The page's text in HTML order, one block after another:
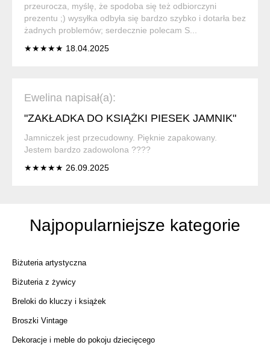
przeurocza, myślę, że spodoba się też odbiorczyni
prezentu ;) wysyłka odbyła się bardzo szybko i dotarła bez
żadnych problemów; serdecznie polecam S...
★★★★★ 18.04.2025
Ewelina napisał(a):
"ZAKŁADKA DO KSIĄŻKI PIESEK JAMNIK"
Jamniczek jest przecudowny. Pięknie zapakowany.
Jestem bardzo zadowolona ????
★★★★★ 26.09.2025
Najpopularniejsze kategorie
Biżuteria artystyczna
Biżuteria z żywicy
Breloki do kluczy i książek
Broszki Vintage
Dekoracje i meble do pokoju dziecięcego